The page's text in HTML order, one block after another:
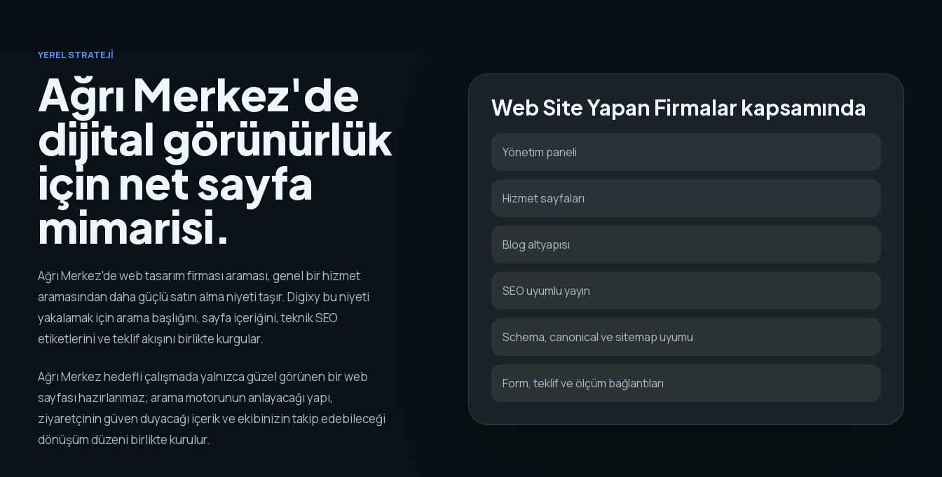
YEREL STRATEJI
Ağrı Merkez'de
dijital görünürlük
için net sayfa
mimarisi.
Ağrı Merkez'de web tasarım firması araması, genel bir hizmet
aramasından daha güçlü satın alma niyeti taşır. Digixy bu niyeti
yakalamak için arama başlığını, sayfa içeriğini, teknik SEO
etiketlerini ve teklif akışını birlikte kurgular.
Ağrı Merkez hedefli çalışmada yalnızca güzel görünen bir web
sayfası hazırlanmaz; arama motorunun anlayacağı yapı,
ziyaretçinin güven duyacağı içerik ve ekibinizin takip edebileceği
dönüşüm düzeni birlikte kurulur.
Web Site Yapan Firmalar kapsamında
Yönetim paneli
Hizmet sayfaları
Blog altyapısı
SEO uyumlu yayın
Schema, canonical ve sitemap uyumu
Form, teklif ve ölçüm bağlantıları